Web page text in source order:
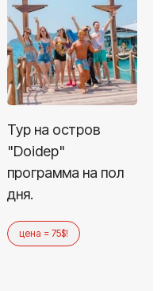
Тур на остров
"Doidep"
программа на пол
дня.
цена = 75$!